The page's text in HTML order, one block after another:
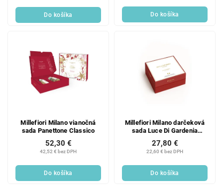
Do košíka Do košíka
Millefiori Milano vianočná
sada Panettone Classico
42,52 € bez DPH
52,30 €
Do košíka
Millefiori Milano darčeková
sada Luce Di Gardenia
22,60 € bez DPH
27,80 €
Do košíka